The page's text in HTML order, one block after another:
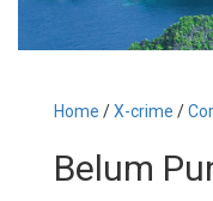
Home /X-crime /
Belum